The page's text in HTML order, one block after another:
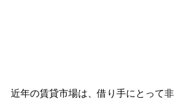
近年の賃貸市場は、借り手にとって非